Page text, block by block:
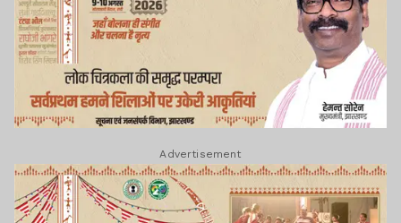
Advertisement